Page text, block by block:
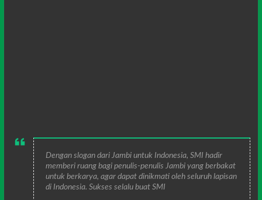
Dengan slogan dari Jambi untuk Indonesia, SMI hadir
memberi ruang bagi penulis-penulis Jambi yang berbakat
untuk berkarya, agar dapat dinikmati oleh seluruh lapisan
di Indonesia. Sukses selalu buat SMI